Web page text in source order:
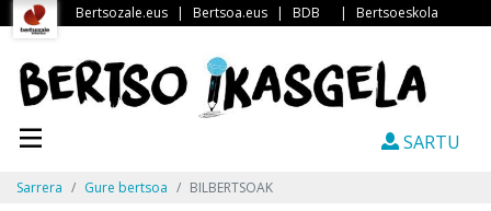
Bertsozale.eus | Bertsoa.eus | BDB | Bertsoeskola
SARTU
Sarrera Gure bertsoa BILBERTSOAK